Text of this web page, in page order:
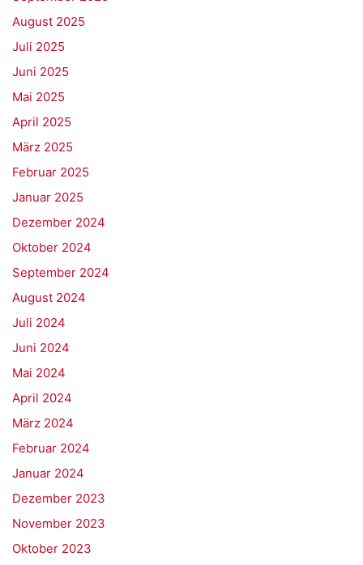
August 2025
Juli 2025
Juni 2025
Mai 2025
April 2025
März 2025
Februar 2025
Januar 2025
Dezember 2024
Oktober 2024
September 2024
August 2024
Juli 2024
Juni 2024
Mai 2024
April 2024
März 2024
Februar 2024
Januar 2024
Dezember 2023
November 2023
Oktober 2023